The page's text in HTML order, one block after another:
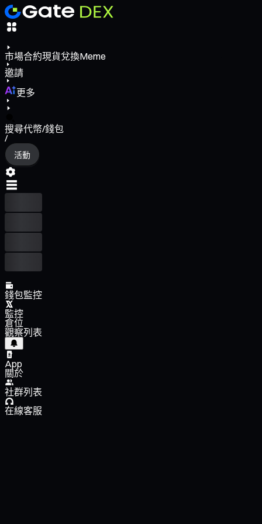
市場合約現貨兌換Meme
邀請
更多
搜尋代幣/錢包
/
活動
錢包監控
監控
倉位
觀察列表
App
關於
社群列表
在線客服